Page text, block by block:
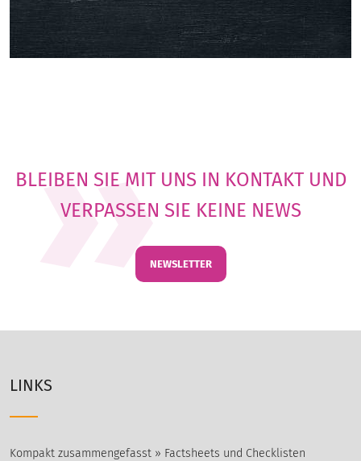
BLEIBEN SIE MIT UNS IN KONTAKT UND
VERPASSEN SIE KEINE NEWS
NEWSLETTER
LINKS
Kompakt zusammengefasst » Factsheets und Checklisten